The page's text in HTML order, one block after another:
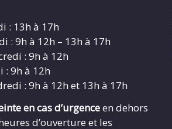
: 13h à 17h
: 9h à 12h – 13h à 17h
: 9h à 12h
: 9h à 12h
: 9h à 12h et 13h à 17h
en cas d’urgenceen dehors
d’ouverture et les